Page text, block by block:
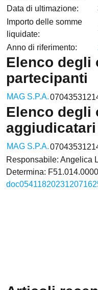
Data di ultimazione:
Importo delle somme
liquidate:
Anno di riferimento:
Elenco degli
partecipanti
MAG S.P.A.
Elenco degli
aggiudicatari
MAG S.P.A.
Responsabile: Angelica
Determina: